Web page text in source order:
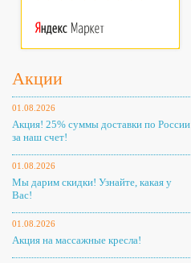
Акции
01.08.2026
Акция! 25% суммы доставки по России
за наш счет!
01.08.2026
Мы дарим скидки! Узнайте, какая у
Вас!
01.08.2026
Акция на массажные кресла!